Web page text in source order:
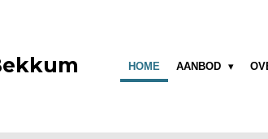
HOME AANBOD